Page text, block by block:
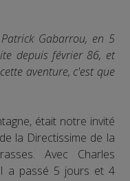
Gabarrou, en 5
depuis février 86, et
aventure, c'est que
était notre invité
la Directissime de la
Avec Charles
a passé 5 jours et 4